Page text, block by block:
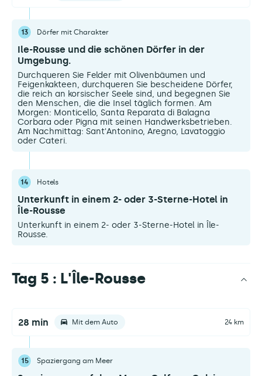
13 Dörfer mit Charakter
Ile-Rousse und die schönen Dörfer in der
Umgebung.
Durchqueren Sie Felder mit Olivenbäumen und
Feigenkakteen, durchqueren Sie bescheidene Dörfer,
die reich an korsischer Seele sind, und begegnen Sie
den Menschen, die die Insel täglich formen. Am
Morgen: Monticello, Santa Reparata di Balagna
Corbara oder Pigna mit seinen Handwerksbetrieben.
Am Nachmittag: Sant'Antonino, Aregno, Lavatoggio
oder Cateri.
14 Hotels
Unterkunft in einem 2- oder 3-Sterne-Hotel in
Île-Rousse
Unterkunft in einem 2- oder 3-Sterne-Hotel in Île-
Rousse.
Tag 5 : L'Île-Rousse
28 min Mit dem Auto 24 km
15 Spaziergang am Meer